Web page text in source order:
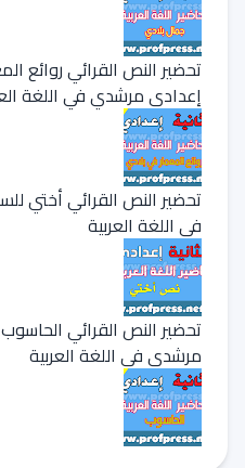
تحضير النص القرائي روائع
إعدادي مرشدي في اللغة
تحضير النص القرائي أختي
في اللغة العربية
تحضير النص القرائي
مرشدي في اللغة العربية